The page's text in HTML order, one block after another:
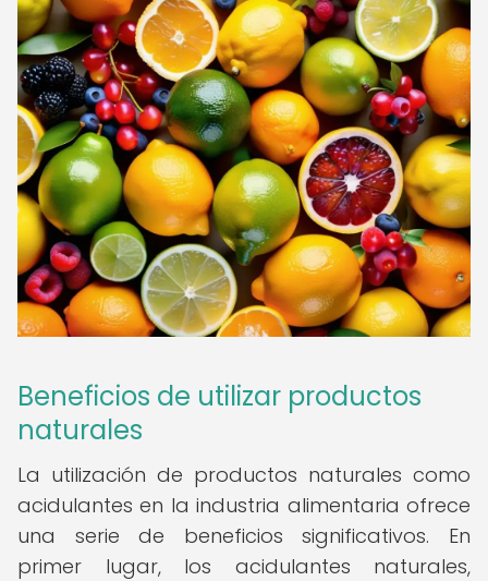
Beneficios de utilizar productos
naturales
La utilización de productos naturales como
acidulantes en la industria alimentaria ofrece
una serie de beneficios significativos. En
primer lugar, los acidulantes naturales,